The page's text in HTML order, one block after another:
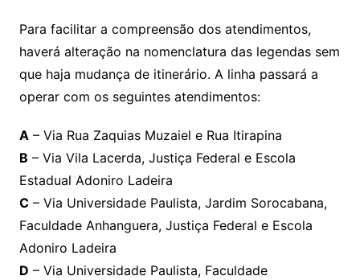
Para facilitar a compreensão dos atendimentos,
haverá alteração na nomenclatura das legendas sem
que haja mudança de itinerário. A linha passará a
operar com os seguintes atendimentos:
A– Via Rua Zaquias Muzaiel e Rua Itirapina
B – Via Vila Lacerda, Justiça Federal e Escola
Estadual Adoniro Ladeira
C– Via Universidade Paulista, Jardim Sorocabana,
Faculdade Anhanguera, Justiça Federal e Escola
Adoniro Ladeira
D – Via Universidade Paulista, Faculdade